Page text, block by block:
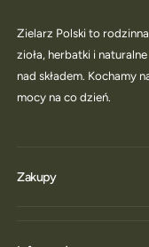
Zielarz Polski to
zioła, herbatki i
nad składem. Kochamy
mocy na co dzień.
Zakupy